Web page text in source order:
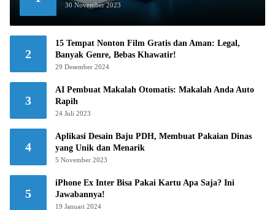
30 November 2023
2
15 Tempat Nonton Film Gratis dan Aman: Legal,
Banyak Genre, Bebas Khawatir!
29 Desember 2024
3
AI Pembuat Makalah Otomatis: Makalah Anda Auto
Rapih
24 Juli 2023
4
Aplikasi Desain Baju PDH, Membuat Pakaian Dinas
yang Unik dan Menarik
5 November 2023
5
iPhone Ex Inter Bisa Pakai Kartu Apa Saja? Ini
Jawabannya!
19 Januari 2024